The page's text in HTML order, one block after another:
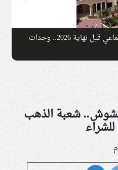
طرح جديد لشقق الإسكان الاجتماعي قبل نهاية 2026.. وحدات
شعبة الذهب